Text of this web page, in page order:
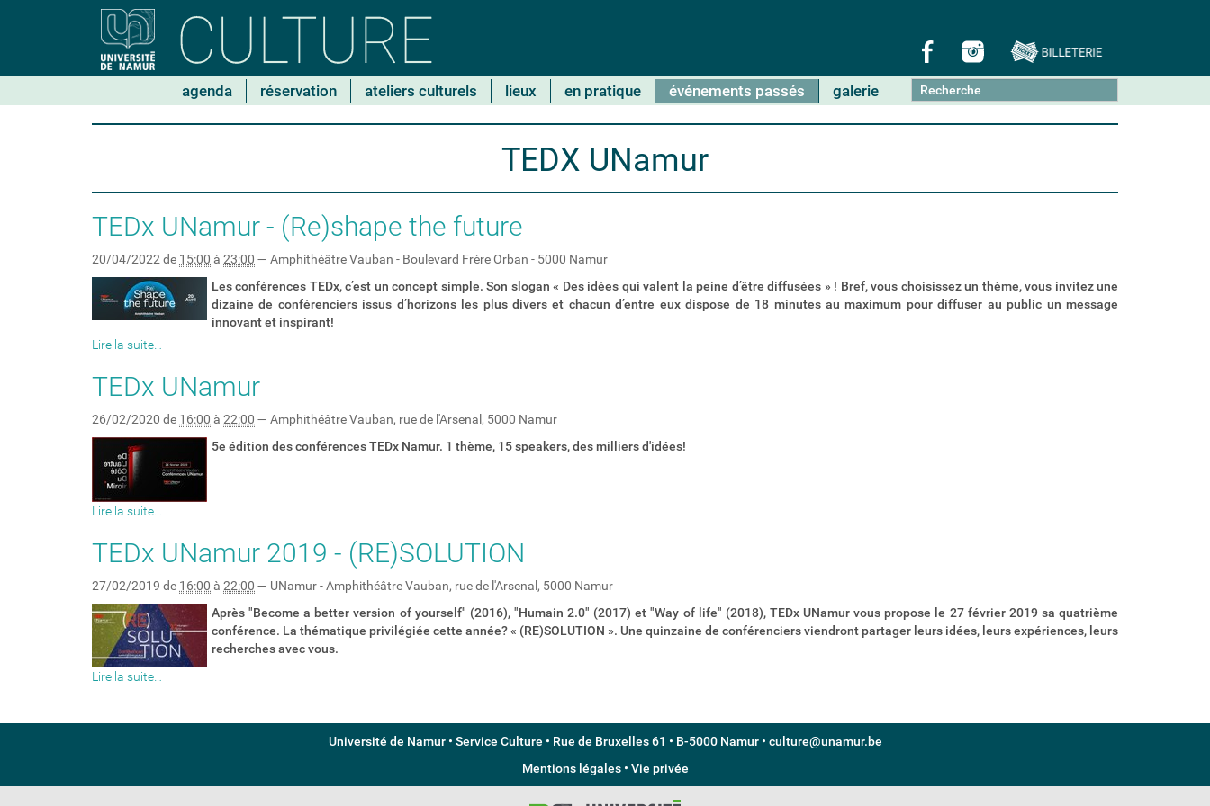
Chercher par
Recherche avancée…
a
agenda réservation ateliers culturels lieux en pratique événements passés galerie
TEDX UNamur
TEDx UNamur - (Re)shape the future
20/04/2022 de 15:00 à 23:00 — Amphithéâtre Vauban - Boulevard Frère Orban - 5000 Namur
Les conférences TEDx, c’est un concept simple. Son slogan « Des idées qui valent la peine d’être diffusées » ! Bref, vous choisissez un thème, vous invitez une
dizaine de conférenciers issus d’horizons les plus divers et chacun d’entre eux dispose de 18 minutes au maximum pour diffuser au public un message
innovant et inspirant!
Lire la suite…
TEDx UNamur
26/02/2020 de 16:00 à 22:00 — Amphithéâtre Vauban, rue de l'Arsenal, 5000 Namur
5e édition des conférences TEDx Namur. 1 thème, 15 speakers, des milliers d'idées!
Lire la suite…
TEDx UNamur 2019 - (RE)SOLUTION
27/02/2019 de 16:00 à 22:00 — UNamur - Amphithéâtre Vauban, rue de l'Arsenal, 5000 Namur
Après "Become a better version of yourself" (2016), "Humain 2.0" (2017) et "Way of life" (2018), TEDx UNamur vous propose le 27 février 2019 sa quatrième
conférence. La thématique privilégiée cette année? « (RE)SOLUTION ». Une quinzaine de conférenciers viendront partager leurs idées, leurs expériences, leurs
recherches avec vous.
Lire la suite…
Université de Namur • Service Culture • Rue de Bruxelles 61 • B-5000 Namur • culture@unamur.be
Mentions légales• Vie privée